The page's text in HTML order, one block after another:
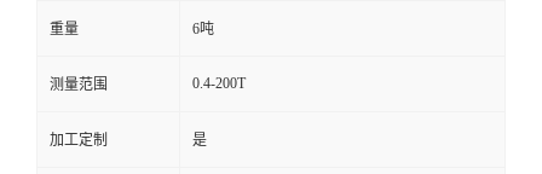
重量 6吨
测量范围 0.4-200T
加工定制 是